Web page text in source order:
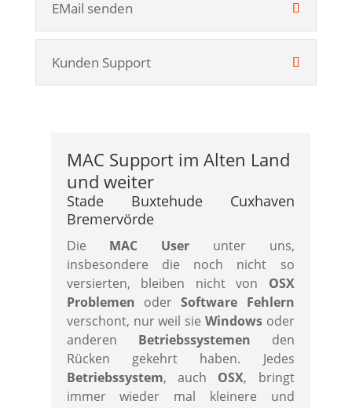
EMail senden
Kunden Support
MAC Support im Alten Land
und weiter
Stade Buxtehude Cuxhaven
Bremervörde
Die MAC User unter uns,
insbesondere die noch nicht so
versierten, bleiben nicht von OSX
Problemen oderSoftware Fehlern
verschont, nur weil sie Windowsoder
anderen Betriebssystemen den
Rücken gekehrt haben. Jedes
Betriebssystem, auch OSX, bringt
immer wieder mal kleinere und